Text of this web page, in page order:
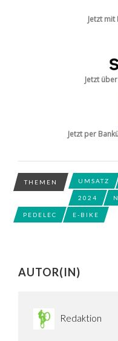
Jetzt mit
Jetzt
Jetzt per
THEMEN UMSATZ
2024
PEDELEC E-BIKE
AUTOR(IN)
Redaktion